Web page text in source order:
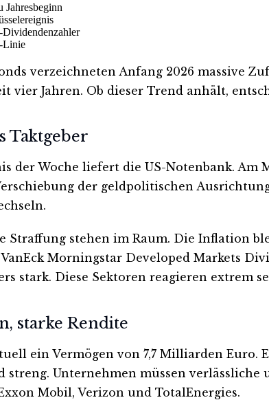
Jahresbeginn
Linie
verzeichneten Anfang 2026 massive
vier Jahren. Ob dieser Trend anhält,
Taktgeber
der Woche liefert die US-Notenbank.
der geldpolitischen
Straffung stehen im Raum. Die Inflation
Morningstar Developed Markets
stark. Diese Sektoren reagieren extrem
starke Rendite
ein Vermögen von 7,7 Milliarden
Unternehmen müssen
Mobil, Verizon und TotalEnergies.